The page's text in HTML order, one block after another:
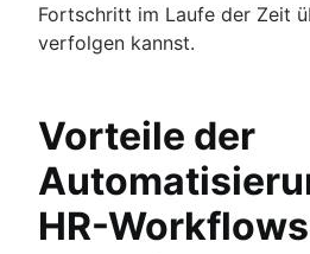
Fortschritt im Laufe der Zeit
verfolgen kannst.
Vorteile der
HR-Workflows